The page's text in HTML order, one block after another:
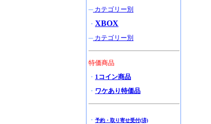
─カテゴリー別
・ XBOX
─カテゴリー別
特価商品
・ 1コイン商品
・ ワケあり特価品
・ 予約・取り寄せ受付(済)